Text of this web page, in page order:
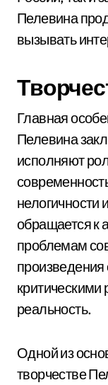
Пелевина
вызывать
Главная
Пелевина
исполняют
нелогичности
обращается к
проблемам
реальность.
Одной из
творчестве